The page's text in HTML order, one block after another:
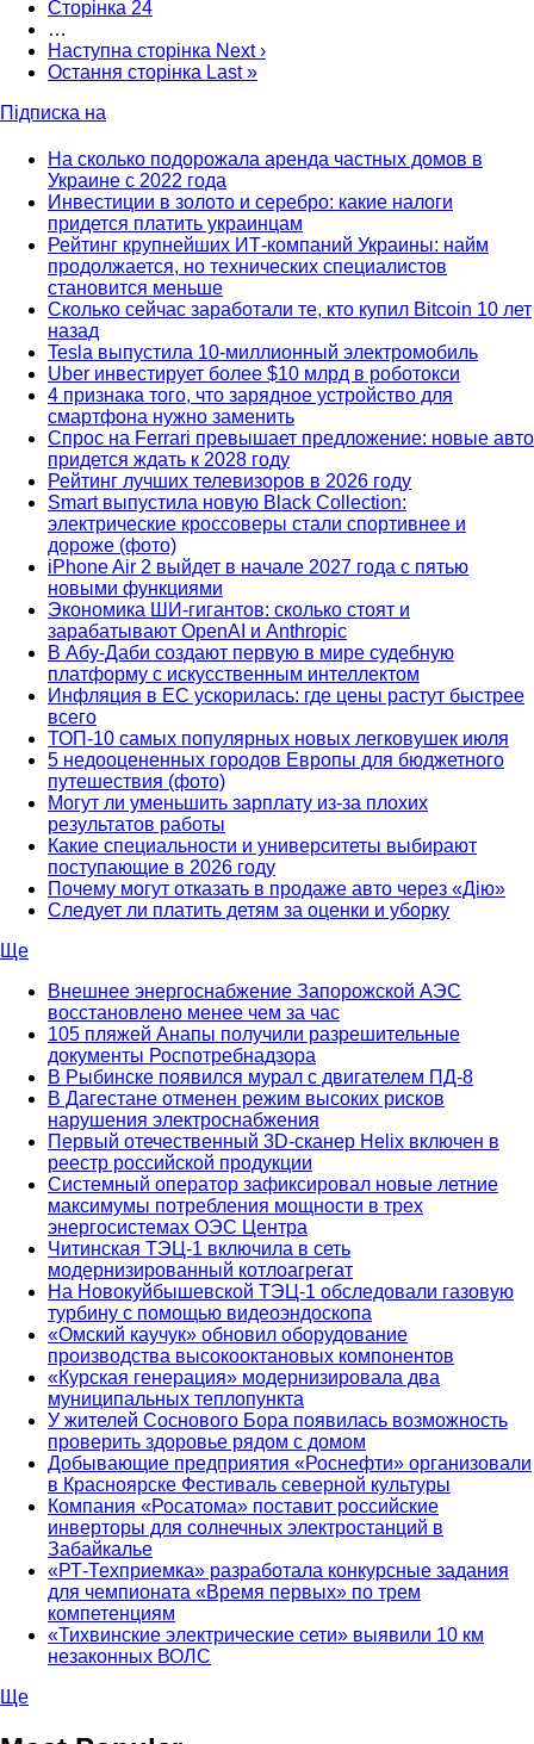
Сторінка 24
…
Наступна сторінка Next ›
Остання сторінка Last »
Підписка на
На сколько подорожала аренда частных домов в
Украине с 2022 года
Инвестиции в золото и серебро: какие налоги
придется платить украинцам
Рейтинг крупнейших ИТ-компаний Украины: найм
продолжается, но технических специалистов
становится меньше
Сколько сейчас заработали те, кто купил Bitcoin 10 лет
назад
Tesla выпустила 10-миллионный электромобиль
Uber инвестирует более $10 млрд в роботокси
4 признака того, что зарядное устройство для
смартфона нужно заменить
Спрос на Ferrari превышает предложение: новые авто
придется ждать к 2028 году
Рейтинг лучших телевизоров в 2026 году
Smart выпустила новую Black Collection:
электрические кроссоверы стали спортивнее и
дороже (фото)
iPhone Air 2 выйдет в начале 2027 года с пятью
новыми функциями
Экономика ШИ-гигантов: сколько стоят и
зарабатывают OpenAI и Anthropic
В Абу-Даби создают первую в мире судебную
платформу с искусственным интеллектом
Инфляция в ЕС ускорилась: где цены растут быстрее
всего
ТОП-10 самых популярных новых легковушек июля
5 недооцененных городов Европы для бюджетного
путешествия (фото)
Могут ли уменьшить зарплату из-за плохих
результатов работы
Какие специальности и университеты выбирают
поступающие в 2026 году
Почему могут отказать в продаже авто через «Дію»
Следует ли платить детям за оценки и уборку
Ще
Внешнее энергоснабжение Запорожской АЭС
восстановлено менее чем за час
105 пляжей Анапы получили разрешительные
документы Роспотребнадзора
В Рыбинске появился мурал с двигателем ПД-8
В Дагестане отменен режим высоких рисков
нарушения электроснабжения
Первый отечественный 3D-сканер Helix включен в
реестр российской продукции
Системный оператор зафиксировал новые летние
максимумы потребления мощности в трех
энергосистемах ОЭС Центра
Читинская ТЭЦ-1 включила в сеть
модернизированный котлоагрегат
На Новокуйбышевской ТЭЦ-1 обследовали газовую
турбину с помощью видеоэндоскопа
«Омский каучук» обновил оборудование
производства высокооктановых компонентов
«Курская генерация» модернизировала два
муниципальных теплопункта
У жителей Соснового Бора появилась возможность
проверить здоровье рядом с домом
Добывающие предприятия «Роснефти» организовали
в Красноярске Фестиваль северной культуры
Компания «Росатома» поставит российские
инверторы для солнечных электростанций в
Забайкалье
«РТ-Техприемка» разработала конкурсные задания
для чемпионата «Время первых» по трем
компетенциям
«Тихвинские электрические сети» выявили 10 км
незаконных ВОЛС
Ще